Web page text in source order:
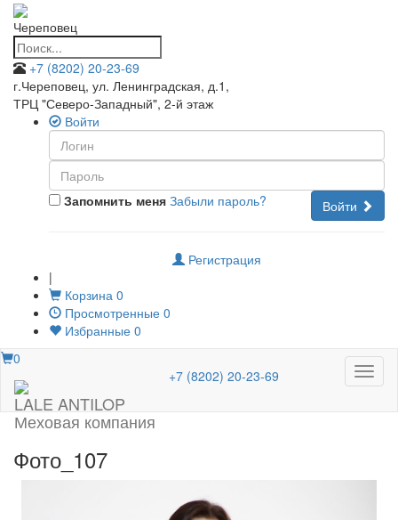
Череповец
+7 (8202) 20-23-69
г.Череповец, ул. Ленинградская, д.1 ,
ТРЦ "Северо-Западный", 2-й этаж
Войти
Запомнить меня Войти
Забыли пароль?
Регистрация
|
Корзина 0
Просмотренные 0
Избранные 0
Меню
0
LALE ANTILOP
Меховая компания
+7 (8202) 20-23-69
Фото_107